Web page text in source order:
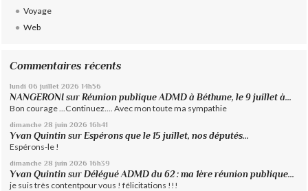
Voyage
Web
Commentaires récents
lundi 06 juillet 2026 14h56
NANGERONI surRéunion publique ADMD à Béthune, le 9 juillet à...
Bon courage ...Continuez.... Avec mon toute ma sympathie
dimanche 28 juin 2026 16h41
Yvan Quintin surEspérons que le 15 juillet, nos députés...
Espérons-le !
dimanche 28 juin 2026 16h39
Yvan Quintin surDélégué ADMD du 62 : ma 1ère réunion publique...
je suis très contentpour vous ! félicitations !!!